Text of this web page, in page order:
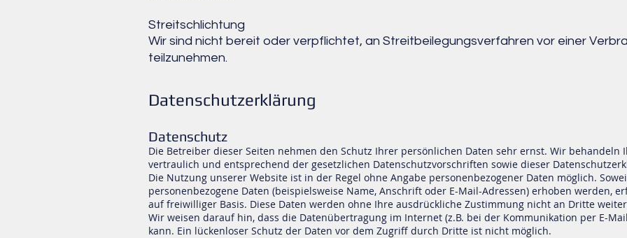
Datenschutzerklärung
Datenschutz
Die Betreiber dieser Seiten nehmen den Schutz Ihrer persönlichen Daten sehr ernst. Wir behandeln
vertraulich und entsprechend der gesetzlichen Datenschutzvorschriften sowie dieser
Die Nutzung unserer Website ist in der Regel ohne Angabe personenbezogener Daten möglich.
personenbezogene Daten (beispielsweise Name, Anschrift oder E-Mail-Adressen) erhoben werden,
auf freiwilliger Basis. Diese Daten werden ohne Ihre ausdrückliche Zustimmung nicht an Dritte
Wir weisen darauf hin, dass die Datenübertragung im Internet (z.B. bei der Kommunikation per E-
kann. Ein lückenloser Schutz der Daten vor dem Zugriff durch Dritte ist nicht möglich.
Streitschlichtung
Wir sind nicht bereit oder verpflichtet, an Streitbeilegungsverfahren vor einer
teilzunehmen.